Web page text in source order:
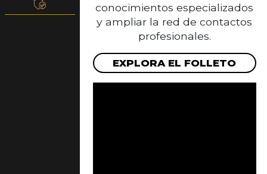
conocimientos especializados
y ampliar la red de contactos
profesionales.
EXPLORA EL FOLLETO